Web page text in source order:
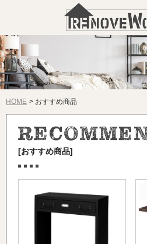
HOME おすすめ商品
[おすすめ商品]